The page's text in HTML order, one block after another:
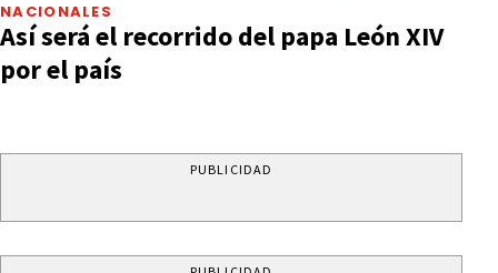
NACIONALES
Así será el recorrido del papa León XIV
por el país
PUBLICIDAD